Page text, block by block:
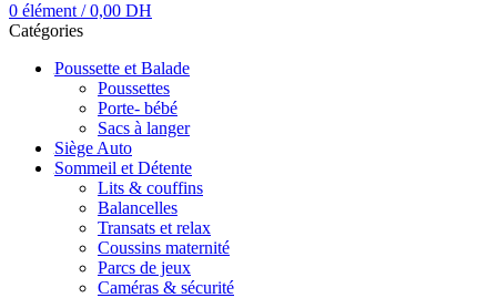
0 élément / 0,00 DH
Catégories
Poussette et Balade
Poussettes
Porte- bébé
Sacs à langer
Siège Auto
Sommeil et Détente
Lits & couffins
Balancelles
Transats et relax
Coussins maternité
Parcs de jeux
Caméras & sécurité